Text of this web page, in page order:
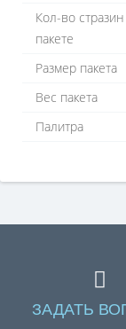
Кол-во
пакете
Размер пакета
Вес пакета
Палитра
ЗАДАТЬ